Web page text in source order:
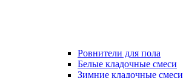
Ровнители для пола
Белые кладочные смеси
Зимние кладочные смеси